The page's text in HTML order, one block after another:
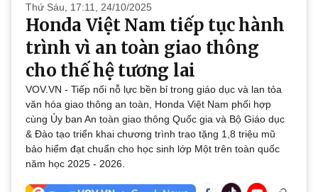
Thế giới
Quan sát
Cuộc sống đó đây
Hồ sơ
Multimedia
Video
Ảnh
E-Magazine
Infographic
Kinh tế
Thị trường
Thứ Sáu, 17:11, 24/10/2025
Honda Việt Nam tiếp tục hành
trình vì an toàn giao thông
cho thế hệ tương lai
VOV.VN - Tiếp nối nỗ lực bền bỉ trong giáo dục và lan tỏa
văn hóa giao thông an toàn, Honda Việt Nam phối hợp
cùng Ủy ban An toàn giao thông Quốc gia và Bộ Giáo dục
& Đào tạo triển khai chương trình trao tặng 1,8 triệu mũ
bảo hiểm đạt chuẩn cho học sinh lớp Một trên toàn quốc
năm học 2025 - 2026.